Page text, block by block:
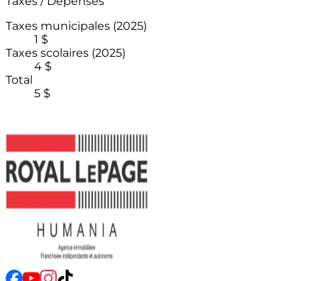
Taxes municipales (2025)
1 $
Taxes scolaires (2025)
4 $
Total
5 $